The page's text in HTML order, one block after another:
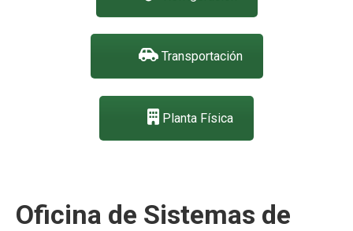
Transportación
Planta Física
Oficina de Sistemas de